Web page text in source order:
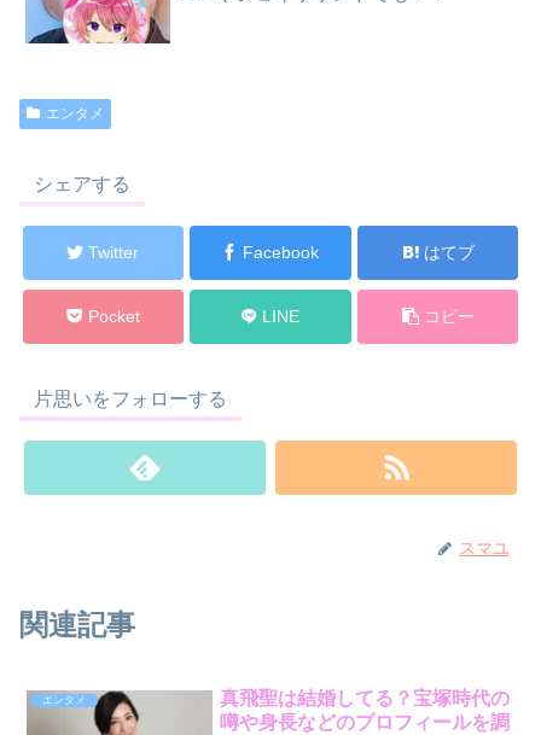
エンタメ
シェアする
Twitter Facebook はてブ
Pocket LINE コピー
片思いをフォローする
スマユ
関連記事
エンタメ
真飛聖は結婚してる？宝塚時代の
噂や身長などのプロフィールを調